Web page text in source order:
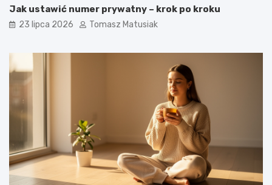
Jak ustawić numer prywatny – krok po kroku
23 lipca 2026 Tomasz Matusiak